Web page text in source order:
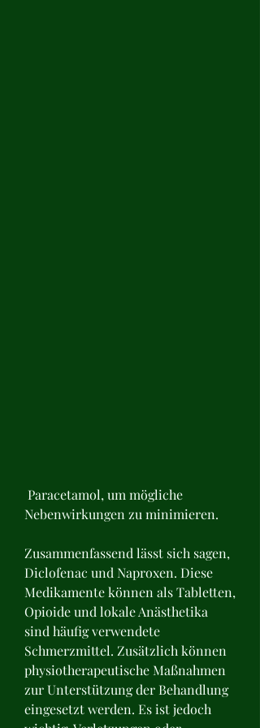
Nebenwirkungen zu minimieren.
Zusammenfassend lässt sich sagen,
Diclofenac und Naproxen. Diese
Medikamente können als Tabletten,
Opioide und lokale Anästhetika
sind häufig verwendete
Schmerzmittel. Zusätzlich können
physiotherapeutische Maßnahmen
zur Unterstützung der Behandlung
eingesetzt werden. Es ist jedoch